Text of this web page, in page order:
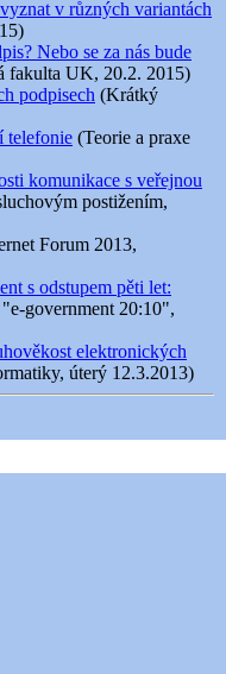
v různých variantách
Nebo se za nás bude
fakulta UK, 20.2. 2015)
podpisech (Krátký
telefonie (Teorie a praxe
komunikace s veřejnou
postižením,
Forum 2013,
s odstupem pěti let:
government 20:10",
elektronických
úterý 12.3.2013)